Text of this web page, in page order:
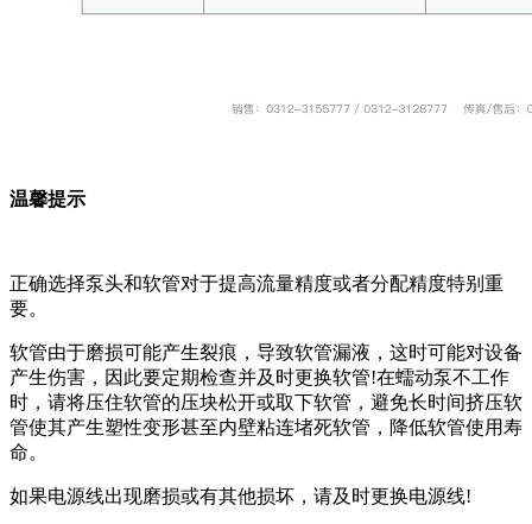
温馨提示
正确选择泵头和软管对于提高流量精度或者分配精度特别重
要。
软管由于磨损可能产生裂痕，导致软管漏液，这时可能对设备
产生伤害，因此要定期检查并及时更换软管!在蠕动泵不工作
时，请将压住软管的压块松开或取下软管，避免长时间挤压软
管使其产生塑性变形甚至内壁粘连堵死软管，降低软管使用寿
命。
如果电源线出现磨损或有其他损坏，请及时更换电源线!